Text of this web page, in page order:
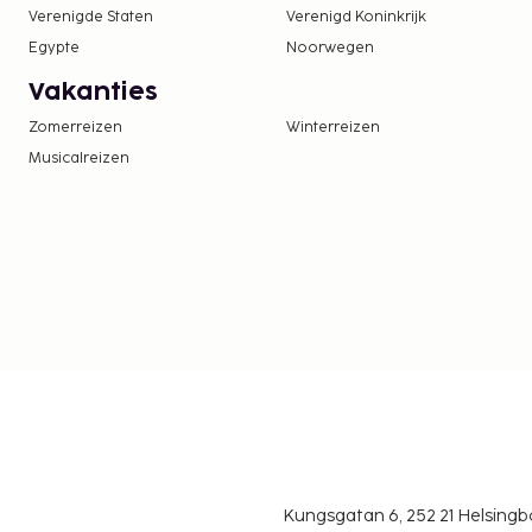
Verenigde Staten
Verenigd Koninkrijk
Egypte
Noorwegen
Vakanties
Zomerreizen Winterreizen
Musicalreizen
Kungsgatan 6, 252 21